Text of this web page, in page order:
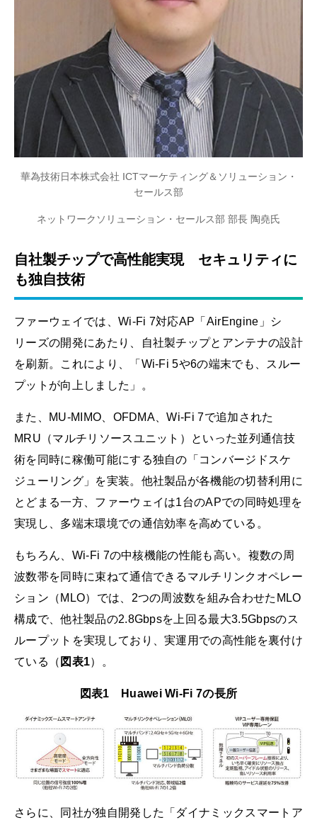
華為技術日本株式会社 ICTマーケティング＆ソリューション・
セールス部
ネットワークソリューション・セールス部 部長 陶堯氏
自社製チップで高性能実現 セキュリティに
も独自技術
ファーウェイでは、Wi-Fi 7対応AP「AirEngine」シ
リーズの開発にあたり、自社製チップとアンテナの設計
を刷新。これにより、「Wi-Fi 5や6の端末でも、スルー
プットが向上しました」。
また、MU-MIMO、OFDMA、Wi-Fi 7で追加された
MRU（マルチリソースユニット）といった並列通信技
術を同時に稼働可能にする独自の「コンバージドスケ
ジューリング」を実装。他社製品が各機能の切替利用に
とどまる一方、ファーウェイは1台のAPでの同時処理を
実現し、多端末環境での通信効率を高めている。
もちろん、Wi-Fi 7の中核機能の性能も高い。複数の周
波数帯を同時に束ねて通信できるマルチリンクオペレー
ション（MLO）では、2つの周波数を組み合わせたMLO
構成で、他社製品の2.8Gbpsを上回る最大3.5Gbpsのス
ループットを実現しており、実運用での高性能を裏付け
ている（ 図表1）。
図表1 Huawei Wi-Fi 7の長所
さらに、同社が独自開発した「ダイナミックスマートア